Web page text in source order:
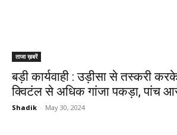
ताजा ख़बरें
बड़ी कार्यवाही : उड़ीसा से तस्करी
क्विटंल से अधिक गांजा पकड़ा, पांच
Shadik - May 30, 2024